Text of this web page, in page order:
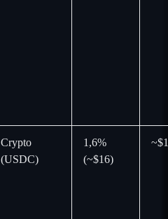
Crypto
(USDC)
1,6%
(~$16)